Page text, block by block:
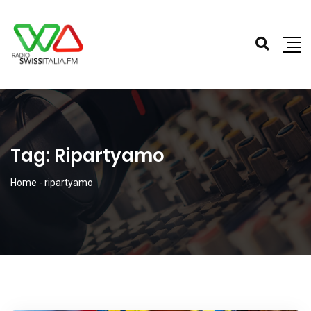
Tag: Ripartyamo
Home - ripartyamo